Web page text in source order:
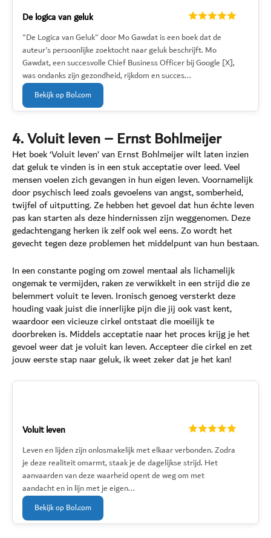
De logica van geluk
"De Logica van Geluk" door Mo Gawdat is een boek dat de
auteur's persoonlijke zoektocht naar geluk beschrijft. Mo
Gawdat, een succesvolle Chief Business Officer bij Google [X],
was ondanks zijn gezondheid, rijkdom en succes...
Bekijk op Bol.com
4. Voluit leven – Ernst Bohlmeijer
Het boek ‘Voluit leven’ van Ernst Bohlmeijer wilt laten inzien
dat geluk te vinden is in een stuk acceptatie over leed. Veel
mensen voelen zich gevangen in hun eigen leven. Voornamelijk
door psychisch leed zoals gevoelens van angst, somberheid,
twijfel of uitputting. Ze hebben het gevoel dat hun échte leven
pas kan starten als deze hindernissen zijn weggenomen. Deze
gedachtengang herken ik zelf ook wel eens. Zo wordt het
gevecht tegen deze problemen het middelpunt van hun bestaan.
In een constante poging om zowel mentaal als lichamelijk
ongemak te vermijden, raken ze verwikkelt in een strijd die ze
belemmert voluit te leven. Ironisch genoeg versterkt deze
houding vaak juist die innerlijke pijn die jij ook vast kent,
waardoor een vicieuze cirkel ontstaat die moeilijk te
doorbreken is. Middels acceptatie naar het proces krijg je het
gevoel weer dat je voluit kan leven. Accepteer die cirkel en zet
jouw eerste stap naar geluk, ik weet zeker dat je het kan!
Voluit leven
Leven en lijden zijn onlosmakelijk met elkaar verbonden. Zodra
je deze realiteit omarmt, staak je de dagelijkse strijd. Het
aanvaarden van deze waarheid opent de weg om met
aandacht en in lijn met je eigen...
Bekijk op Bol.com